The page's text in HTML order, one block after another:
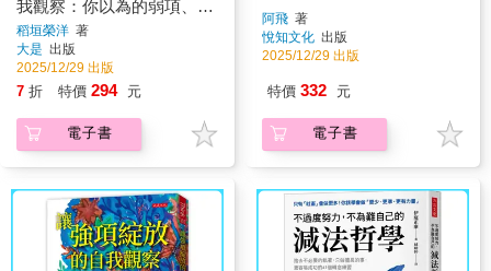
我觀察：你以為的弱項、你
沒在意的能力，都能轉變成
強項，科學家用基因論啟發
我們。獻給拚命努力的你。
稻垣榮洋 著
大是 出版
2025/12/29 出版
7 折 特價 294 元
電子書
阿飛 著
悅知文化 出版
2025/12/29 出版
特價 332 元
電子書